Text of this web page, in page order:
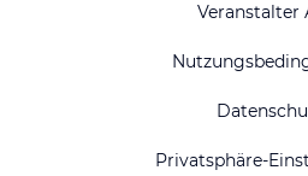
Veranstalter
Privatsphäre-